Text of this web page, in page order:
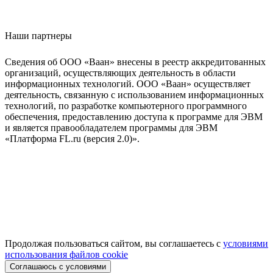
Наши партнеры
Сведения об ООО «Ваан» внесены в реестр аккредитованных
организаций, осуществляющих деятельность в области
информационных технологий. ООО «Ваан» осуществляет
деятельность, связанную с использованием информационных
технологий, по разработке компьютерного программного
обеспечения, предоставлению доступа к программе для ЭВМ
и является правообладателем программы для ЭВМ
«Платформа FL.ru (версия 2.0)».
Продолжая пользоваться сайтом, вы соглашаетесь с условиями
использования файлов cookie
Соглашаюсь с условиями